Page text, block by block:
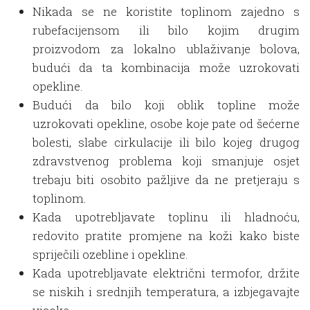
Nikada se ne koristite toplinom zajedno s
rubefacijensom ili bilo kojim drugim
proizvodom za lokalno ublaživanje bolova,
budući da ta kombinacija može uzrokovati
opekline.
Budući da bilo koji oblik topline može
uzrokovati opekline, osobe koje pate od šećerne
bolesti, slabe cirkulacije ili bilo kojeg drugog
zdravstvenog problema koji smanjuje osjet
trebaju biti osobito pažljive da ne pretjeraju s
toplinom.
Kada upotrebljavate toplinu ili hladnoću,
redovito pratite promjene na koži kako biste
spriječili ozebline i opekline.
Kada upotrebljavate električni termofor, držite
se niskih i srednjih temperatura, a izbjegavajte